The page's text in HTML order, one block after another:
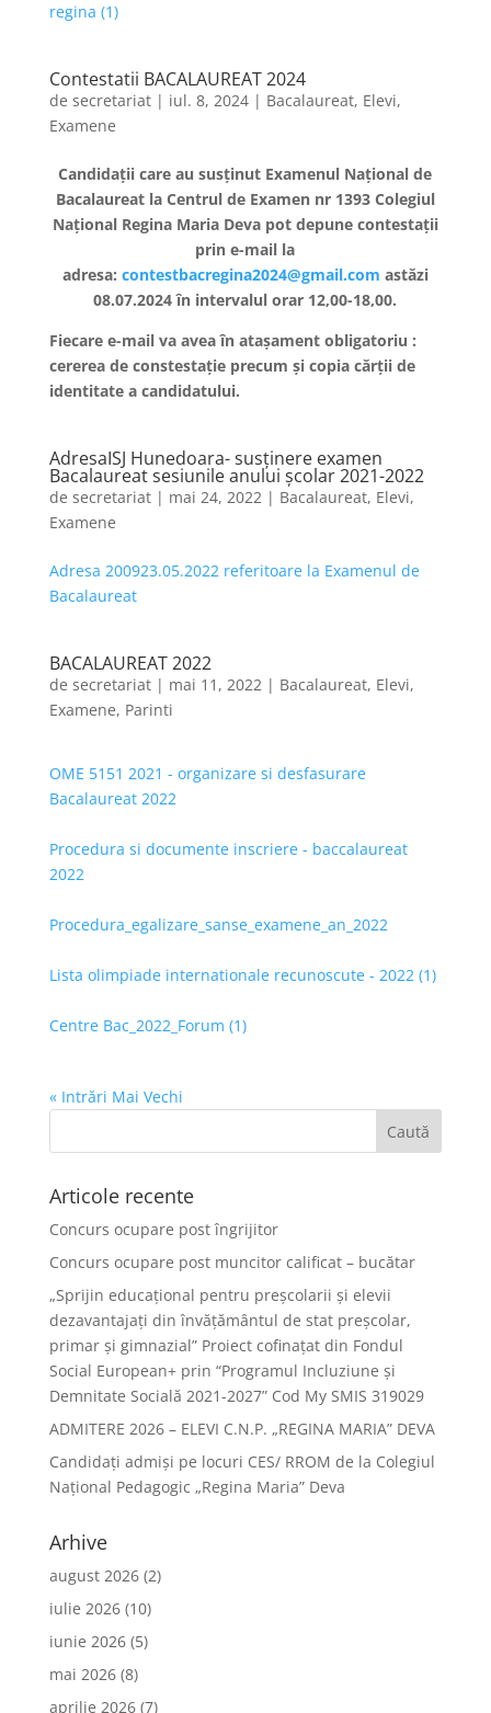
regina (1)
Contestatii BACALAUREAT 2024
de secretariat| iul. 8, 2024| Bacalaureat, Elevi,
Examene
Candidații care au susținut Examenul Național de
Bacalaureat la Centrul de Examen nr 1393 Colegiul
Național Regina Maria Deva pot depune contestații
prin e-mail la
adresa: contestbacregina2024@gmail.com astăzi
08.07.2024 în intervalul orar 12,00-18,00.
Fiecare e-mail va avea în atașament obligatoriu :
cererea de constestație precum și copia cărții de
identitate a candidatului.
AdresaISJ Hunedoara- susținere examen
Bacalaureat sesiunile anului școlar 2021-2022
de secretariat| mai 24, 2022| Bacalaureat, Elevi,
Examene
Adresa 200923.05.2022 referitoare la Examenul de
Bacalaureat
BACALAUREAT 2022
de secretariat| mai 11, 2022| Bacalaureat, Elevi,
Examene, Parinti
OME 5151 2021 - organizare si desfasurare
Bacalaureat 2022
Procedura si documente inscriere - baccalaureat
2022
Procedura_egalizare_sanse_examene_an_2022
Lista olimpiade internationale recunoscute - 2022 (1)
Centre Bac_2022_Forum (1)
« Intrări Mai Vechi
Articole recente
Concurs ocupare post îngrijitor
Concurs ocupare post muncitor calificat – bucătar
„Sprijin educațional pentru preșcolarii și elevii
dezavantajați din învățământul de stat preșcolar,
primar și gimnazial” Proiect cofinațat din Fondul
Social European+ prin “Programul Incluziune și
Demnitate Socială 2021-2027” Cod My SMIS 319029
ADMITERE 2026 – ELEVI C.N.P. „REGINA MARIA” DEVA
Candidați admiși pe locuri CES/ RROM de la Colegiul
Național Pedagogic „Regina Maria” Deva
Arhive
august 2026(2)
iulie 2026(10)
iunie 2026(5)
mai 2026(8)
aprilie 2026(7)